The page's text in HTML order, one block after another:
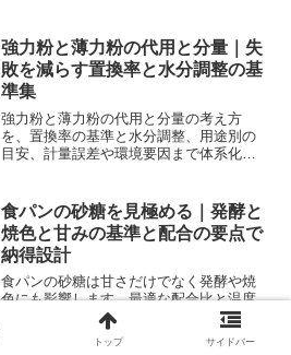
強力粉と薄力粉の代用と分量｜失
敗を減らす置換率と水分調整の基
準集
強力粉と薄力粉の代用と分量の考え方
を、置換率の基準と水分調整、用途別の
目安、計量誤差や環境要因まで体系化し
す。
食パンの砂糖を見極める｜発酵と
焼色と甘みの基準と配合の要点で
納得設計
食パンの砂糖は甘さだけでなく発酵や焼
色にも影響します。最適な配合比と温度
時間、減糖や代用の可否、一次二次の見
極め、保存とリベイクまで実践基準をま
とめ、家庭のオーブンで再現性を高めま
トップ サイドバー